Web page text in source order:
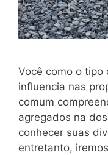
Você como o tipo
influencia nas
comum
agregados na
conhecer suas
entretanto,